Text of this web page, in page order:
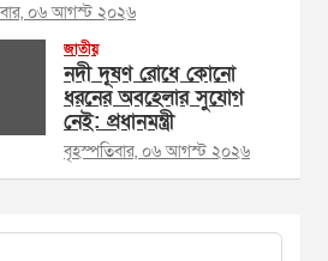
০৬ আগস্ট ২০২৬
জাতীয়
নদী দূষণ রোধে কোনো
ধরনের অবহেলার সুযোগ
নেই: প্রধানমন্ত্রী
বৃহস্পতিবার, ০৬ আগস্ট ২০২৬